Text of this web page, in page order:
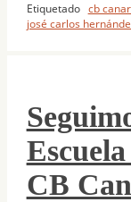
Etiquetado cb
josé carlos
CB